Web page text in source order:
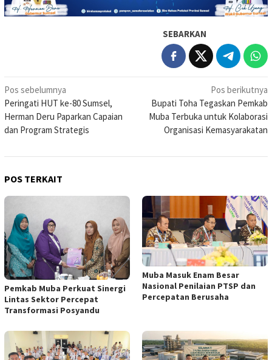
SEBARKAN
Navigasi
pos
Pos sebelumnya
Peringati HUT ke-80 Sumsel,
Herman Deru Paparkan Capaian
dan Program Strategis
Pos berikutnya
Bupati Toha Tegaskan Pemkab
Muba Terbuka untuk Kolaborasi
Organisasi Kemasyarakatan
POS TERKAIT
Pemkab Muba Perkuat Sinergi
Lintas Sektor Percepat
Transformasi Posyandu
Muba Masuk Enam Besar
Nasional Penilaian PTSP dan
Percepatan Berusaha